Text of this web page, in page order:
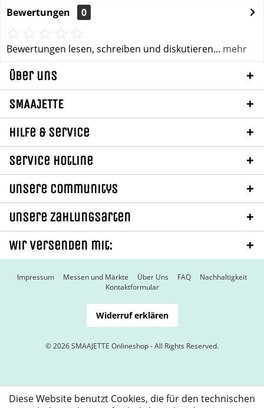
Bewertungen
0
Bewertungen lesen, schreiben und diskutieren... mehr
Über uns
SMAAJETTE
Hilfe & Service
Service Hotline
Unsere Communitys
Unsere Zahlungsarten
Wir versenden mit:
Impressum Messen und Märkte Über Uns FAQ
Nachhaltigkeit
Kontaktformular
Widerruf erklären
© 2026 SMAAJETTE Onlineshop - All Rights Reserved.
Diese Website benutzt Cookies, die für den technischen